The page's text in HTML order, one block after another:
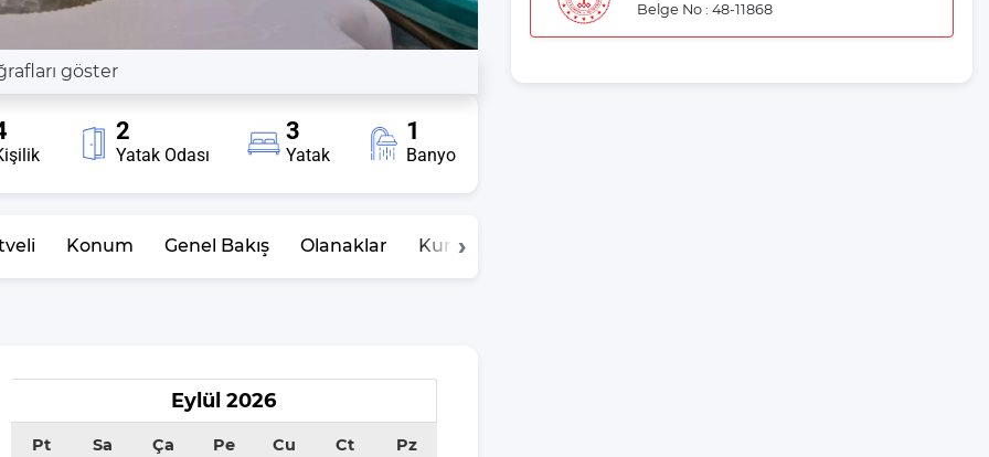
göster
2
Yatak Odası
3
Yatak
1
Banyo
Konum Genel Bakış Olanaklar Kurallar
Eylül 2026
Pt Sa Ça Pe Cu Ct Pz
Belge No : 48-11868